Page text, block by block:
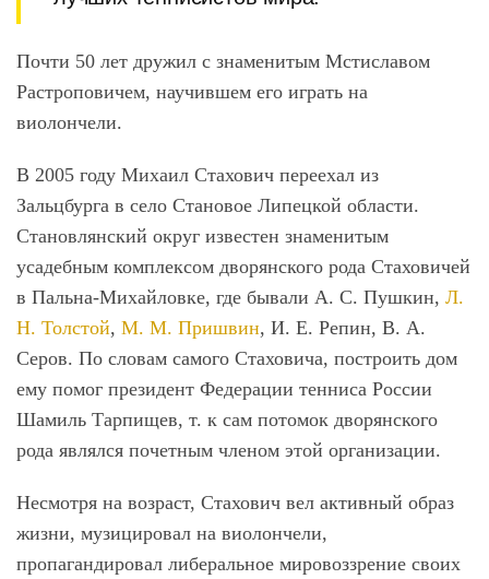
Почти 50 лет дружил с знаменитым Мстиславом
Растроповичем, научившем его играть на
виолончели.
В 2005 году Михаил Стахович переехал из
Зальцбурга в село Становое Липецкой области.
Становлянский округ известен знаменитым
усадебным комплексом дворянского рода Стаховичей
в Пальна-Михайловке, где бывали А. С. Пушкин, Л.
Н. Толстой, М. М. Пришвин, И. Е. Репин, В. А.
Серов. По словам самого Стаховича, построить дом
ему помог президент Федерации тенниса России
Шамиль Тарпищев, т. к сам потомок дворянского
рода являлся почетным членом этой организации.
Несмотря на возраст, Стахович вел активный образ
жизни, музицировал на виолончели,
пропагандировал либеральное мировоззрение своих